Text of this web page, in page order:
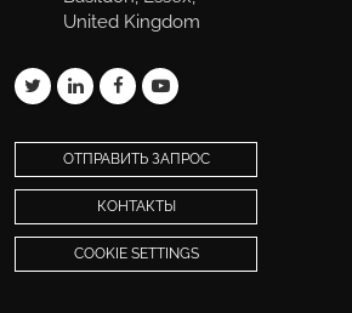
United Kingdom
ОТПРАВИТЬ ЗАПРОС
КОНТАКТЫ
COOKIE SETTINGS